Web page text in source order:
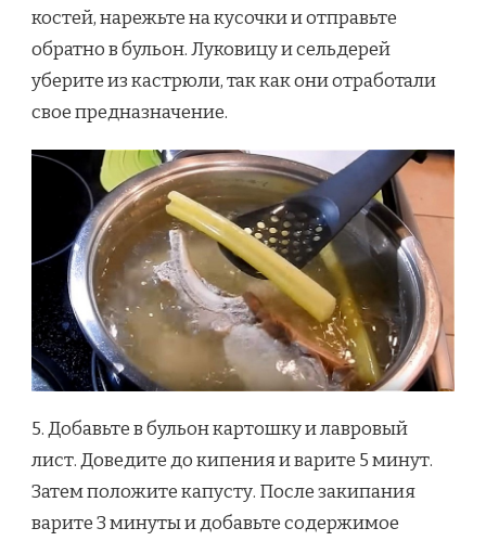
костей, нарежьте на кусочки и отправьте
обратно в бульон. Луковицу и сельдерей
уберите из кастрюли, так как они отработали
свое предназначение.
5. Добавьте в бульон картошку и лавровый
лист. Доведите до кипения и варите 5 минут.
Затем положите капусту. После закипания
варите 3 минуты и добавьте содержимое